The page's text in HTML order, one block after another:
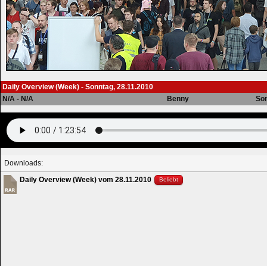
Daily Overview (Week) - Sonntag, 28.11.2010
N/A - N/A
Benny
Downloads:
Daily Overview (Week) vom 28.11.2010
Beliebt